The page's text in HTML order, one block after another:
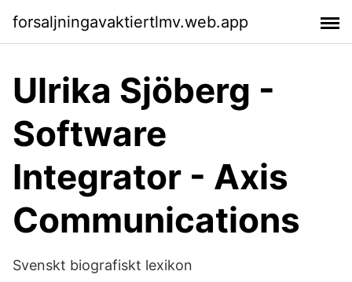
forsaljningavaktiertlmv.web.app
Ulrika Sjöberg -
Software
Integrator - Axis
Communications
Svenskt biografiskt lexikon